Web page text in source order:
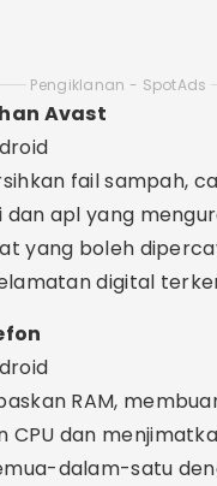
lengkap, sesuai
Lite
pantas,
bateri.
ringan sesuai
yang mempunyai
Rumah SD